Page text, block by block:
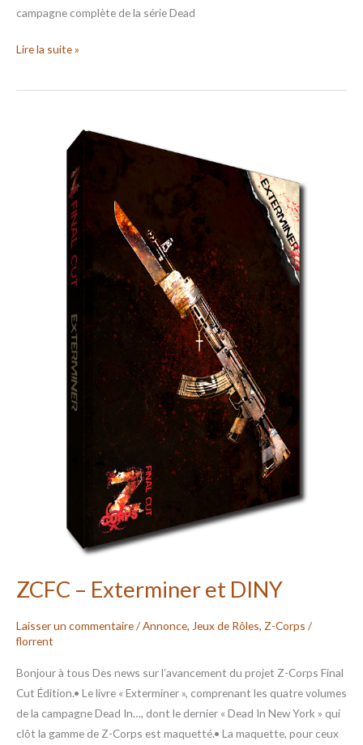
campagne complète de la série Dead
Lire la suite »
ZCFC – Exterminer et DINY
Laisser un commentaire/Annonce, Jeux de Rôles, Z-Corps /
florrent
Bonjour à tous Des news sur l’avancement du projet Z-Corps Final
Cut Édition.• Le livre « Exterminer », comprenant les quatre volumes
de la campagne Dead In…, dont le dernier « Dead In New York » qui
clôt la gamme de Z-Corps est maquetté.• La maquette, pour ceux